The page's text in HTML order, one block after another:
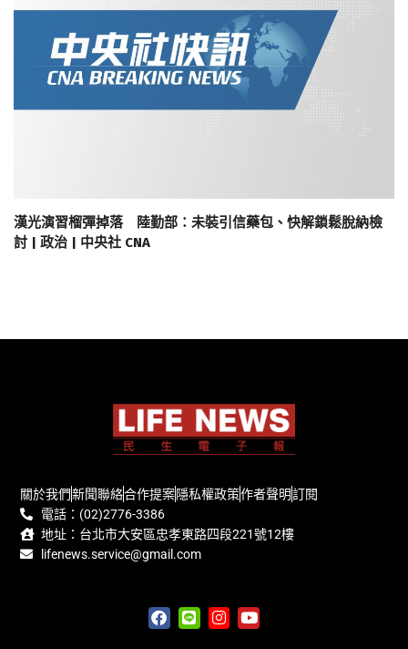
漢光演習榴彈掉落 陸勤部：未裝引信藥包、快解鎖鬆脫納檢
討 | 政治 | 中央社 CNA
關於我們新聞聯絡合作提案隱私權政策作者聲明訂閱
電話：(02)2776-3386
地址：台北市大安區忠孝東路四段221號12樓
lifenews.service@gmail.com